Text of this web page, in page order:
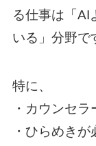
る仕事は「AI
いる」分野で
特に、
・カウンセ
・ひらめき